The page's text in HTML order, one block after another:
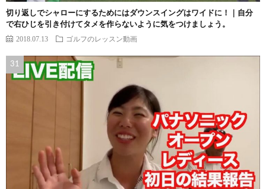
切り返しでシャローにするためにはダウンスイングはワイドに！｜自分
で右ひじを引き付けてタメを作らないように気をつけましょう。
2018.07.13 ゴルフのレッスン動画